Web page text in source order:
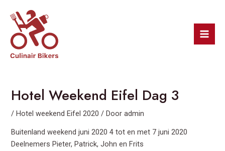
naar
inhoud
Hotel Weekend Eifel Dag 3
/Hotel weekend Eifel 2020 / Dooradmin
Buitenland weekend juni 2020 4 tot en met 7 juni 2020
Deelnemers Pieter, Patrick, John en Frits
navigatie